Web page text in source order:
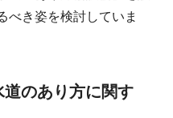
べき姿を検討していま
のあり方に関す